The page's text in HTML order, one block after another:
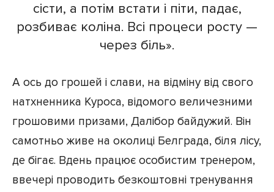
сісти, а потім встати і піти, падає,
розбиває коліна. Всі процеси росту —
через біль».
А ось до грошей і слави, на відміну від свого
натхненника Куроса, відомого величезними
грошовими призами, Далібор байдужий. Він
самотньо живе на околиці Белграда, біля лісу,
де бігає. Вдень працює особистим тренером,
ввечері проводить безкоштовні тренування